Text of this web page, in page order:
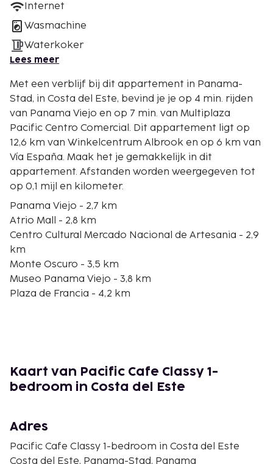
Internet
Wasmachine
Waterkoker
Lees meer
Met een verblijf bij dit appartement in Panama-
Stad, in Costa del Este, bevind je je op 4 min. rijden
van Panama Viejo en op 7 min. van Multiplaza
Pacific Centro Comercial. Dit appartement ligt op
12,6 km van Winkelcentrum Albrook en op 6 km van
Vía España. Maak het je gemakkelijk in dit
appartement. Afstanden worden weergegeven tot
op 0,1 mijl en kilometer.
Panama Viejo - 2,7 km
Atrio Mall - 2,8 km
Centro Cultural Mercado Nacional de Artesania - 2,9
km
Monte Oscuro - 3,5 km
Museo Panama Viejo - 3,8 km
Plaza de Francia - 4,2 km
Vía España - 6 km
Multiplaza Pacific Centro Comercial - 6,5 km
Pacific Center - 7,8 km
De dichtstbijgelegen grootste luchthavens zijn:
Panama City (PAC-Marcos A. Gelabert Intl.) - 15 km
Kaart van Pacific Cafe Classy 1-
bedroom in Costa del Este
Adres
Pacific Cafe Classy 1-bedroom in Costa del Este
Costa del Este, Panama-Stad, Panama